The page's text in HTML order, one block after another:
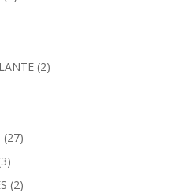
(2)
(27)
(2)